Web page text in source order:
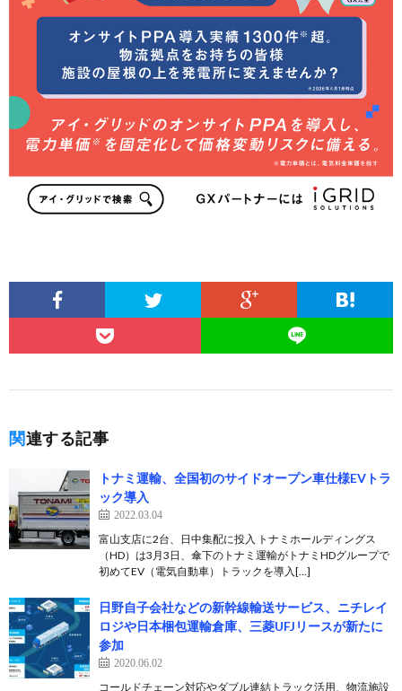
関連する記事
トナミ運輸、全国初のサイドオープン車仕様EVトラ
ック導入
2022.03.04
富山支店に2台、日中集配に投入 トナミホールディングス
（HD）は3月3日、傘下のトナミ運輸がトナミHDグループで
初めてEV（電気自動車）トラックを導入[…]
日野自子会社などの新幹線輸送サービス、ニチレイ
ロジや日本梱包運輸倉庫、三菱UFJリースが新たに
参加
2020.06.02
コールドチェーン対応やダブル連結トラック活用、物流施設